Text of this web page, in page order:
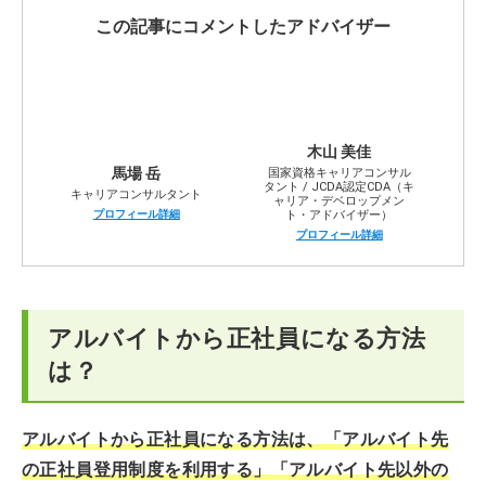
アルバイトから正社員を目指すならプロの力を借りよ
アルバイトから正社員を目指すときのお悩みQ＆A
この記事にコメントしたアドバイザー
馬場 岳
キャリアコンサルタント
プロフィール詳細
木山 美佳
国家資格キャリアコンサル
タント / JCDA認定CDA（キ
ャリア・デベロップメン
ト・アドバイザー）
プロフィール詳細
アルバイトから正社員になる方法
は？
アルバイトから正社員になる方法は、「アルバイト先
の正社員登用制度を利用する」「アルバイト先以外の